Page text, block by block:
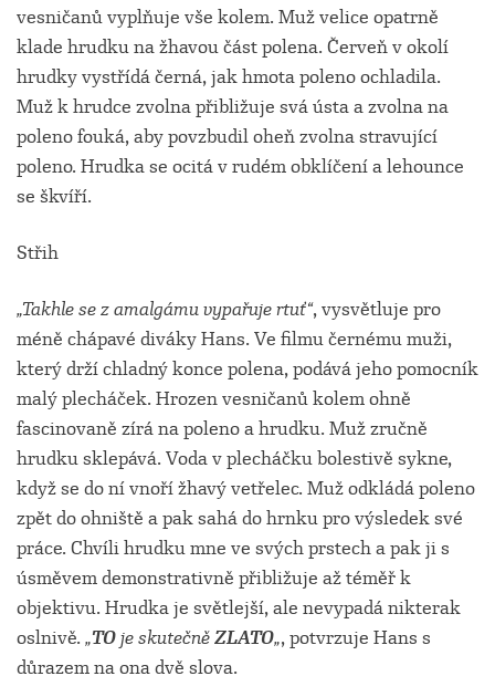
vesničanů vyplňuje vše kolem. Muž velice opatrně
klade hrudku na žhavou část polena. Červeň v okolí
hrudky vystřídá černá, jak hmota poleno ochladila.
Muž k hrudce zvolna přibližuje svá ústa a zvolna na
poleno fouká, aby povzbudil oheň zvolna stravující
poleno. Hrudka se ocitá v rudém obklíčení a lehounce
se škvíří.
Střih
„Takhle se z amalgámu vypařuje rtuť“, vysvětluje pro
méně chápavé diváky Hans. Ve filmu černému muži,
který drží chladný konce polena, podává jeho pomocník
malý plecháček. Hrozen vesničanů kolem ohně
fascinovaně zírá na poleno a hrudku. Muž zručně
hrudku sklepává. Voda v plecháčku bolestivě sykne,
když se do ní vnoří žhavý vetřelec. Muž odkládá poleno
zpět do ohniště a pak sahá do hrnku pro výsledek své
práce. Chvíli hrudku mne ve svých prstech a pak ji s
úsměvem demonstrativně přibližuje až téměř k
objektivu. Hrudka je světlejší, ale nevypadá nikterak
oslnivě. „TOje skutečněZLATO„, potvrzuje Hans s
důrazem na ona dvě slova.